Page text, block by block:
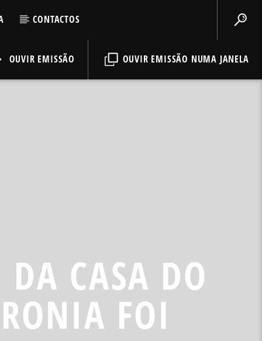
CONTACTOS
OUVIR EMISSÃO NUMA JANELA
OUVIR EMISSÃO
DA CASA DO
FOI